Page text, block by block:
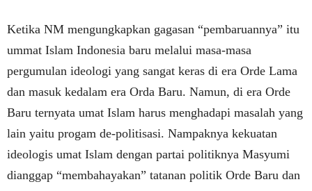
Ketika NM mengungkapkan gagasan “pembaruannya” itu
ummat Islam Indonesia baru melalui masa-masa
pergumulan ideologi yang sangat keras di era Orde Lama
dan masuk kedalam era Orda Baru. Namun, di era Orde
Baru ternyata umat Islam harus menghadapi masalah yang
lain yaitu progam de-politisasi. Nampaknya kekuatan
ideologis umat Islam dengan partai politiknya Masyumi
dianggap “membahayakan” tatanan politik Orde Baru dan